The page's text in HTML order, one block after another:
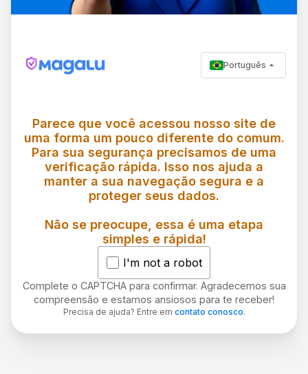
Português
Parece que você acessou nosso site de
uma forma um pouco diferente do comum.
Para sua segurança precisamos de uma
verificação rápida. Isso nos ajuda a
manter a sua navegação segura e a
proteger seus dados.
Não se preocupe, essa é uma etapa
simples e rápida!
I'm not a robot
Complete o CAPTCHA para confirmar. Agradecemos sua
compreensão e estamos ansiosos para te receber!
Precisa de ajuda? Entre em contato conosco.